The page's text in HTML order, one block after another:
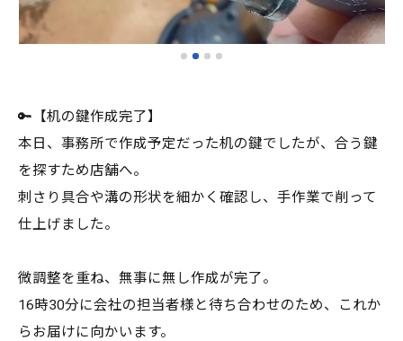
🔑【机の鍵作成完了】
本日、事務所で作成予定だった机の鍵でしたが、合う鍵
を探すため店舗へ。
刺さり具合や溝の形状を細かく確認し、手作業で削って
仕上げました。
微調整を重ね、無事に無し作成が完了。
16時30分に会社の担当者様と待ち合わせのため、これか
らお届けに向かいます。